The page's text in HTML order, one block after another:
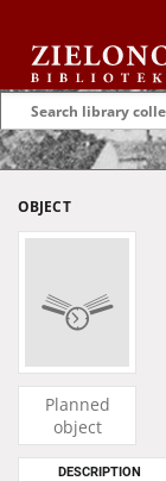
OBJECT
Planned
object
DESCRIPTION